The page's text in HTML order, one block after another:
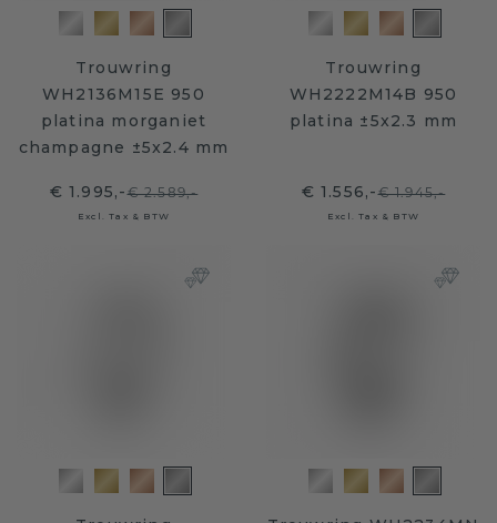
Trouwring
WH2136M15E 950
platina morganiet
champagne ±5x2.4 mm
€ 1.995,-€ 2.589,-
Excl. Tax & BTW
Trouwring
WH2222M14B 950
platina ±5x2.3 mm
€ 1.556,-€ 1.945,-
Excl. Tax & BTW